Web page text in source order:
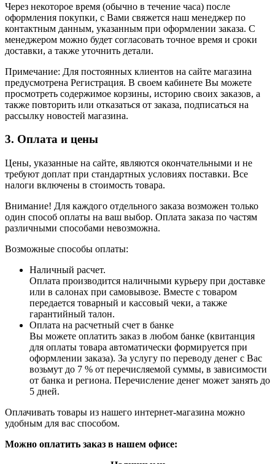
Через некоторое время (обычно в течение часа) после
оформления покупки, с Вами свяжется наш менеджер по
контактным данным, указанным при оформлении заказа. С
менеджером можно будет согласовать точное время и сроки
доставки, а также уточнить детали.
Примечание: Для постоянных клиентов на сайте магазина
предусмотрена Регистрация. В своем кабинете Вы можете
просмотреть содержимое корзины, историю своих заказов, а
также повторить или отказаться от заказа, подписаться на
рассылку новостей магазина.
3. Оплата и цены
Цены, указанные на сайте, являются окончательными и не
требуют доплат при стандартных условиях поставки. Все
налоги включены в стоимость товара.
Внимание! Для каждого отдельного заказа возможен только
один способ оплаты на ваш выбор. Оплата заказа по частям
различными способами невозможна.
Возможные способы оплаты:
Наличный расчет.
Оплата производится наличными курьеру при доставке
или в салонах при самовывозе. Вместе с товаром
передается товарный и кассовый чеки, а также
гарантийный талон.
Оплата на расчетный счет в банке
Вы можете оплатить заказ в любом банке (квитанция
для оплаты товара автоматически формируется при
оформлении заказа). За услугу по переводу денег с Вас
возьмут до 7 % от перечисляемой суммы, в зависимости
от банка и региона. Перечисление денег может занять до
5 дней.
Оплачивать товары из нашего интернет-магазина можно
удобным для вас способом.
Можно оплатить заказ в нашем офисе: